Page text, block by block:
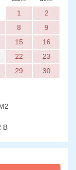
1
2
8
9
15
16
22
23
29
30
B